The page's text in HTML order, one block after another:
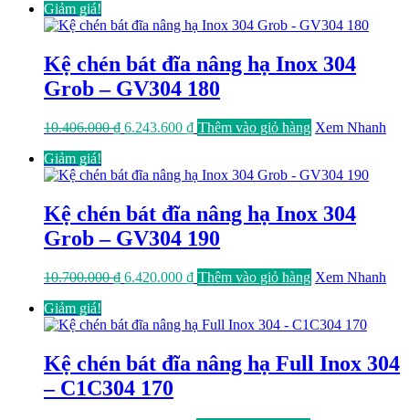
10.109.000 ₫.
là:
Giảm giá!
Kệ chén bát đĩa nâng hạ Inox 304
Grob – GV304 180
10.406.000₫ Giá
10.406.000 ₫.
6.243.600 ₫Giá
là:
Thêm vào giỏ hàng Xem Nhanh
Giảm giá!
Kệ chén bát đĩa nâng hạ Inox 304
Grob – GV304 190
10.700.000₫ Giá
10.700.000 ₫.
6.420.000 ₫Giá
là:
Thêm vào giỏ hàng Xem Nhanh
Giảm giá!
Kệ chén bát đĩa nâng hạ Full Inox 304
– C1C304 170